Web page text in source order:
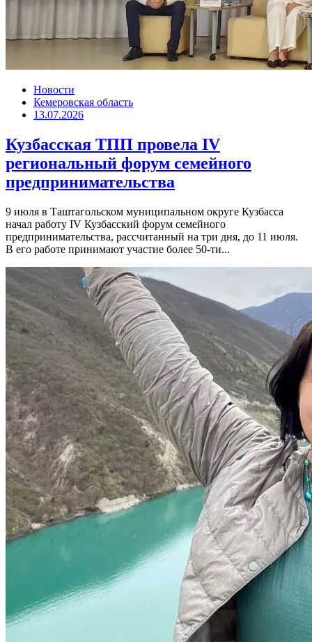
Новости
Кемеровская область
13.07.2026
Кузбасская ТПП провела IV
региональный форум семейного
предпринимательства
9 июля в Таштагольском муниципальном округе Кузбасса
начал работу IV Кузбасский форум семейного
предпринимательства, рассчитанный на три дня, до 11 июля.
В его работе принимают участие более 50-ти...